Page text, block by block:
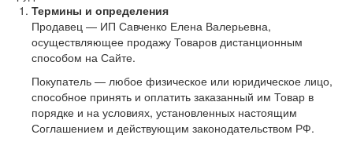
Термины и определения
Продавец — ИП Савченко Елена Валерьевна,
осуществляющее продажу Товаров дистанционным
способом на Сайте.
Покупатель — любое физическое или юридическое лицо,
способное принять и оплатить заказанный им Товар в
порядке и на условиях, установленных настоящим
Соглашением и действующим законодательством РФ.